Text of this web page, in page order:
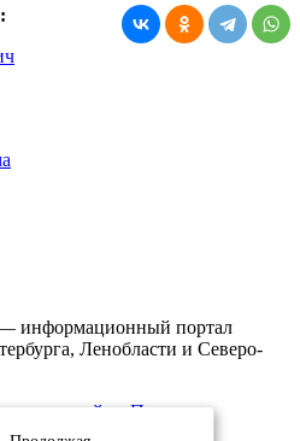
:
информационный портал
Ленобласти и Северо-
сайта.
Политика